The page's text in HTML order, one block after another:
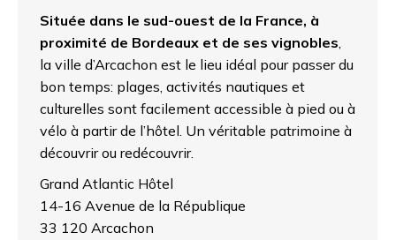
Située dans le sud-ouest de la France, à
proximité de Bordeaux et de ses vignobles
la ville d’Arcachon est le lieu idéal pour passer du
bon temps: plages, activités nautiques et
culturelles sont facilement accessible à pied ou à
vélo à partir de l’hôtel. Un véritable patrimoine à
découvrir ou redécouvrir.
Grand Atlantic Hôtel
14-16 Avenue de la République
33 120 Arcachon